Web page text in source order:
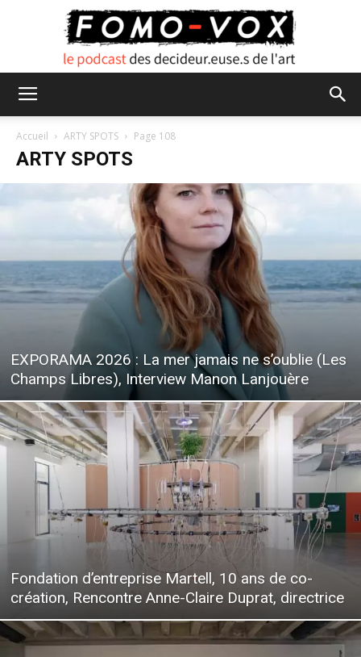
Accueil ARTY SPOTS Page 108
ARTY SPOTS
EXPORAMA 2026 : La mer jamais ne s’oublie (Les
Champs Libres), Interview Manon Lanjouère
Fondation d’entreprise Martell, 10 ans de co-
création, Rencontre Anne-Claire Duprat, directrice